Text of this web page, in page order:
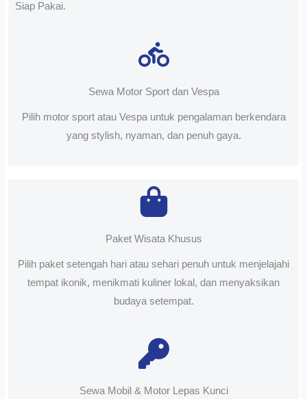
Siap Pakai.
Sewa Motor Sport dan Vespa
Pilih motor sport atau Vespa untuk pengalaman berkendara
yang stylish, nyaman, dan penuh gaya.
Paket Wisata Khusus
Pilih paket setengah hari atau sehari penuh untuk menjelajahi
tempat ikonik, menikmati kuliner lokal, dan menyaksikan
budaya setempat.
Sewa Mobil & Motor Lepas Kunci